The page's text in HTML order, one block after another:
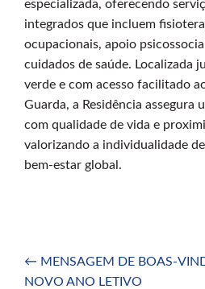
especializada, oferecendo
integrados que incluem
ocupacionais, apoio
cuidados de saúde. Localizada
verde e com acesso facilitado
Guarda, a Residência assegura
com qualidade de vida e
valorizando a individualidade
bem-estar global.
navigation
← MENSAGEM DE BOAS-
NOVO ANO LETIVO